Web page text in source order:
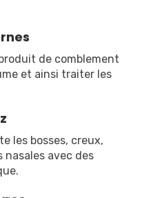
de comblement
et ainsi traiter les
les bosses, creux,
avec des